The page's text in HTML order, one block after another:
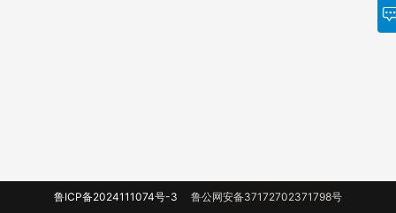
鲁ICP备2024111074号-3 鲁公网安备37172702371798号